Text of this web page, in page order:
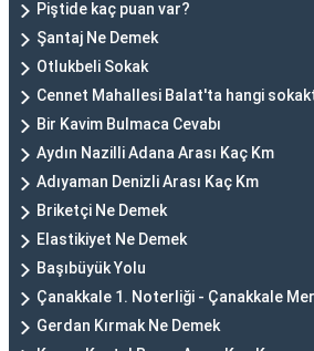
Piştide kaç puan var?
Şantaj Ne Demek
Otlukbeli Sokak
Cennet Mahallesi Balat'ta hangi
Bir Kavim Bulmaca Cevabı
Aydın Nazilli Adana Arası Kaç Km
Adıyaman Denizli Arası Kaç Km
Briketçi Ne Demek
Elastikiyet Ne Demek
Başıbüyük Yolu
Çanakkale 1. Noterliği - Çanakkale
Gerdan Kırmak Ne Demek